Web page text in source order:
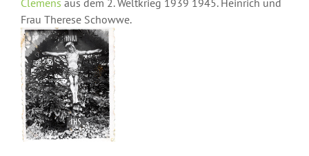
Frau Therese Schowwe.